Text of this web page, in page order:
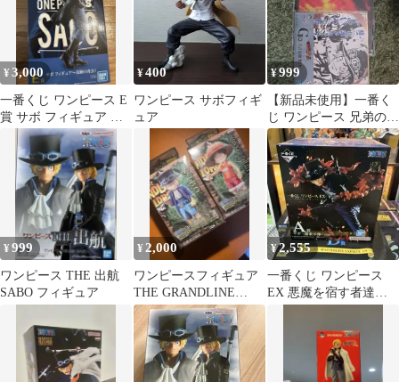
¥3,000
一番くじ ワンピース E
賞 サボ フィギュア 奇
跡の再会
¥400
ワンピース サボフィギ
ュア
¥999
【新品未使用】一番く
じ ワンピース 兄弟の絆
G賞 色紙 サボセット
¥999
ワンピース THE 出航
SABO フィギュア
¥2,000
ワンピースフィギュア
THE GRANDLINE
CHILDREN サボ/ルフ
ィ
¥2,555
一番くじ ワンピース
EX 悪魔を宿す者達